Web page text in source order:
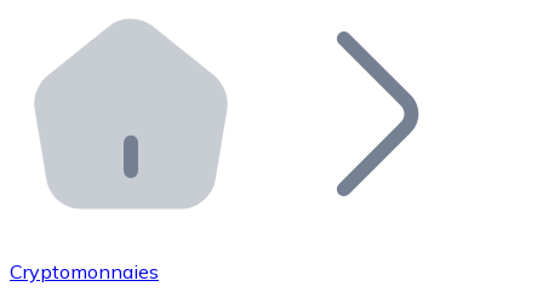
Distributeurs automatiques Bitnovo
Intégrez un ATM Bitnovo dans votre entreprise et
API Bitnovo
Intégrez notre API dans votre écosystème.
Rejoignez notre réseau de distributeurs et
Cryptomonnaies